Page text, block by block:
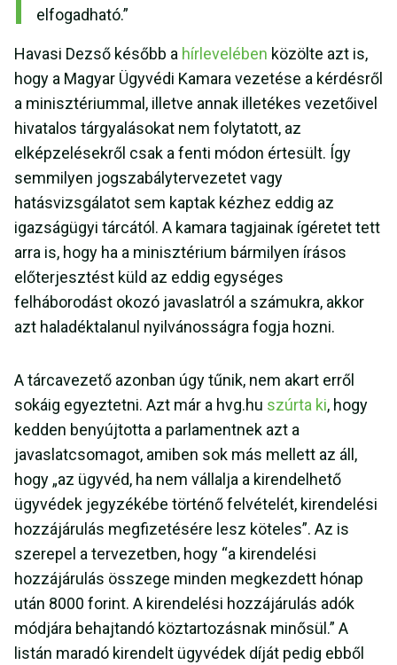
elfogadható.”
Havasi Dezső később a hírlevelében közölte azt is,
hogy a Magyar Ügyvédi Kamara vezetése a kérdésről
a minisztériummal, illetve annak illetékes vezetőivel
hivatalos tárgyalásokat nem folytatott, az
elképzelésekről csak a fenti módon értesült. Így
semmilyen jogszabálytervezetet vagy
hatásvizsgálatot sem kaptak kézhez eddig az
igazságügyi tárcától. A kamara tagjainak ígéretet tett
arra is, hogy ha a minisztérium bármilyen írásos
előterjesztést küld az eddig egységes
felháborodást okozó javaslatról a számukra, akkor
azt haladéktalanul nyilvánosságra fogja hozni.
A tárcavezető azonban úgy tűnik, nem akart erről
sokáig egyeztetni. Azt már a hvg.hu szúrta ki, hogy
kedden benyújtotta a parlamentnek azt a
javaslatcsomagot, amiben sok más mellett az áll,
hogy „az ügyvéd, ha nem vállalja a kirendelhető
ügyvédek jegyzékébe történő felvételét, kirendelési
hozzájárulás megfizetésére lesz köteles”. Az is
szerepel a tervezetben, hogy “a kirendelési
hozzájárulás összege minden megkezdett hónap
után 8000 forint. A kirendelési hozzájárulás adók
módjára behajtandó köztartozásnak minősül.” A
listán maradó kirendelt ügyvédek díját pedig ebből